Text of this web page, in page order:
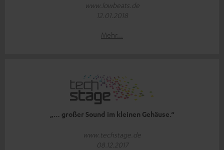
www.lowbeats.de
12.01.2018
Mehr...
„… großer Sound im kleinen Gehäuse.“
www.techstage.de
08.12.2017